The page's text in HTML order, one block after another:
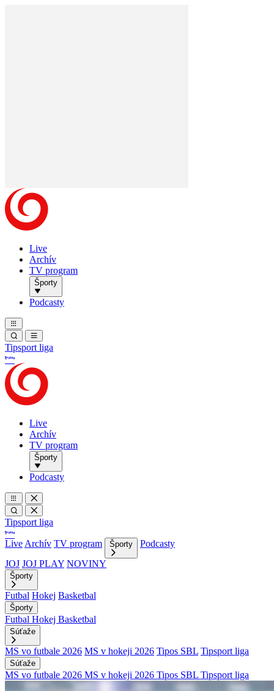
Live
Archív
TV program
Športy
Podcasty
Tipsport liga
Live
Archív
TV program
Športy
Podcasty
Tipsport liga
Live Archív TV program Športy
Podcasty
JOJ JOJ PLAY NOVINY
Športy
Futbal Hokej Basketbal
Športy
Futbal Hokej Basketbal
Súťaže
MS vo futbale 2026 MS v hokeji 2026 Tipos SBL Tipsport liga
Súťaže
MS vo futbale 2026 MS v hokeji 2026 Tipos SBL Tipsport liga